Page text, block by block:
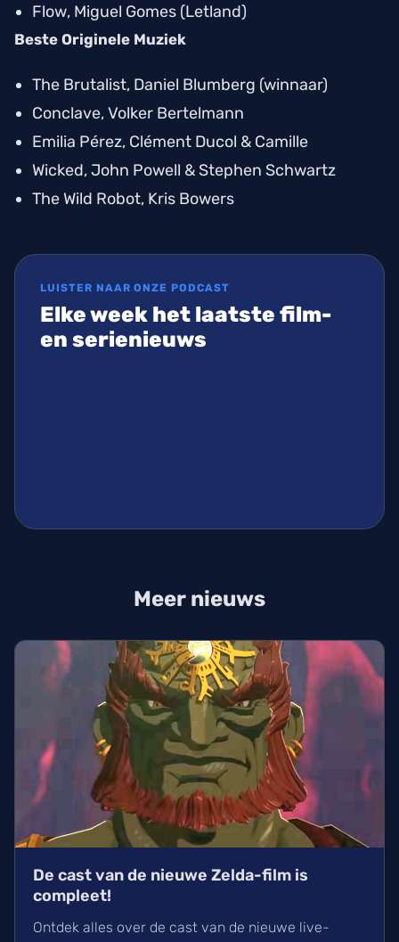
Flow, Miguel Gomes (Letland)
Beste Originele Muziek
The Brutalist, Daniel Blumberg (winnaar)
Conclave, Volker Bertelmann
Emilia Pérez, Clément Ducol & Camille
Wicked, John Powell & Stephen Schwartz
The Wild Robot, Kris Bowers
LUISTER NAAR ONZE PODCAST
Elke week het laatste film-
en serienieuws
Meer nieuws
De cast van de nieuwe Zelda-film is
compleet!
Ontdek alles over de cast van de nieuwe live-